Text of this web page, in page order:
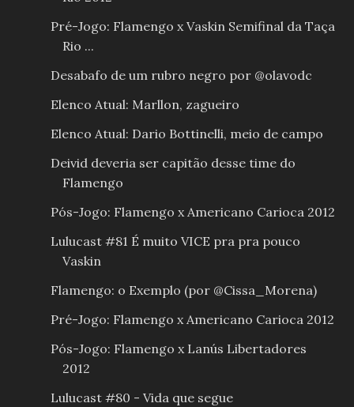
Pré-Jogo: Flamengo x Vaskin Semifinal da Taça
Rio ...
Desabafo de um rubro negro por @olavodc
Elenco Atual: Marllon, zagueiro
Elenco Atual: Dario Bottinelli, meio de campo
Deivid deveria ser capitão desse time do
Flamengo
Pós-Jogo: Flamengo x Americano Carioca 2012
Lulucast #81 É muito VICE pra pra pouco
Vaskin
Flamengo: o Exemplo (por @Cissa_Morena)
Pré-Jogo: Flamengo x Americano Carioca 2012
Pós-Jogo: Flamengo x Lanús Libertadores
2012
Lulucast #80 - Vida que segue